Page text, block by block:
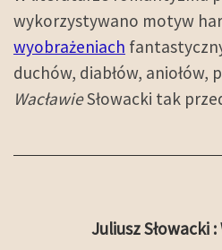
wykorzystywano motyw
wyobrażeniach
duchów, diabłów, aniołów,
WacławieSłowacki tak
Juliusz Słowacki :